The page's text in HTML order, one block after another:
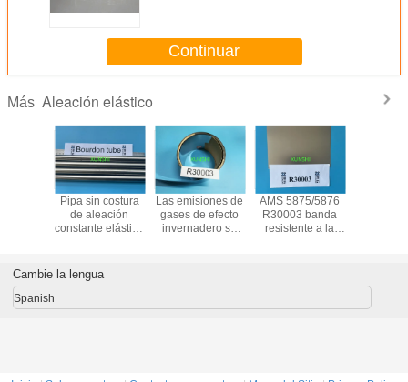
Continuar
Más Aleación elástico
Pipa sin costura
de aleación
constante elástica
N09902 para
aplicaciones en
Las emisiones de
gases de efecto
invernadero se
factores:4711
AMS 5875/5876
R30003 banda
resistente a la
duración de la
Cambie la lengua
Spanish